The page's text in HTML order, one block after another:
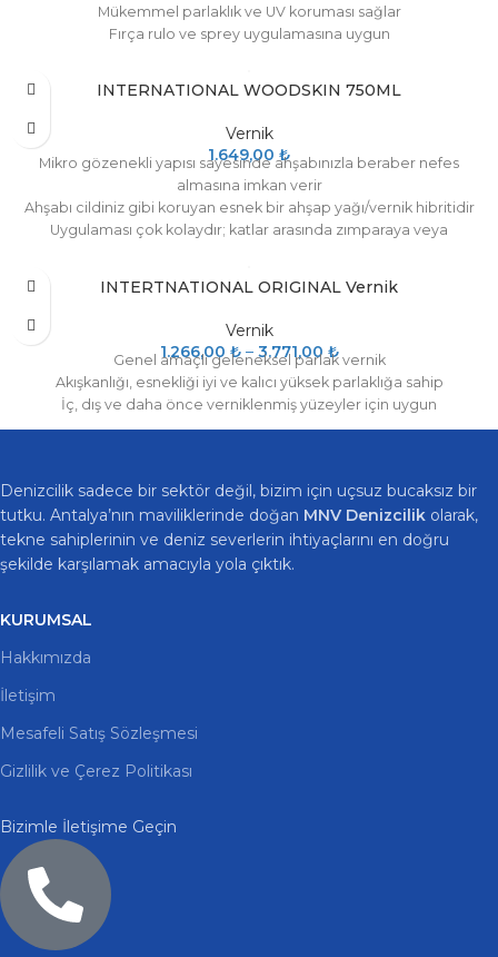
Mükemmel parlaklık ve UV koruması sağlar
Fırça rulo ve sprey uygulamasına uygun
INTERNATIONAL WOODSKIN 750ML
Vernik
1.649,00 ₺
Mikro gözenekli yapısı sayesinde ahşabınızla beraber nefes
almasına imkan verir
Ahşabı cildiniz gibi koruyan esnek bir ahşap yağı/vernik hibritidir
Uygulaması çok kolaydır; katlar arasında zımparaya veya
uygundur
INTERTNATIONAL ORIGINAL Vernik
Vernik
1.266,00 ₺ – 3.771,00 ₺
Genel amaçlı geleneksel parlak vernik
Akışkanlığı, esnekliği iyi ve kalıcı yüksek parlaklığa sahip
İç, dış ve daha önce verniklenmiş yüzeyler için uygun
Denizcilik sadece bir sektör değil, bizim için uçsuz bucaksız bir
tutku. Antalya’nın maviliklerinde doğan MNV Denizcilik olarak,
tekne sahiplerinin ve deniz severlerin ihtiyaçlarını en doğru
şekilde karşılamak amacıyla yola çıktık.
KURUMSAL
Hakkımızda
İletişim
Mesafeli Satış Sözleşmesi
Gizlilik ve Çerez Politikası
Bizimle İletişime Geçin